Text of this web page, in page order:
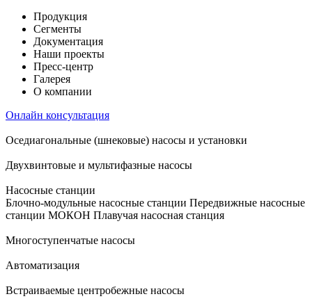
Продукция
Сегменты
Документация
Наши проекты
Пресс-центр
Галерея
О компании
Онлайн консультация
Оседиагональные (шнековые) насосы и установки
Двухвинтовые и мультифазные насосы
Насосные станции
Блочно-модульные насосные станции Передвижные насосные
станции МОКОН Плавучая насосная станция
Многоступенчатые насосы
Автоматизация
Встраиваемые центробежные насосы